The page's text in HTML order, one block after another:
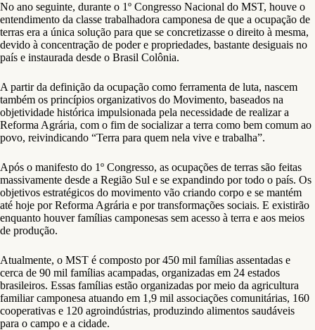
No ano seguinte, durante o 1º Congresso Nacional do MST, houve o
entendimento da classe trabalhadora camponesa de que a ocupação de
terras era a única solução para que se concretizasse o direito à mesma,
devido à concentração de poder e propriedades, bastante desiguais no
país e instaurada desde o Brasil Colônia.
A partir da definição da ocupação como ferramenta de luta, nascem
também os princípios organizativos do Movimento, baseados na
objetividade histórica impulsionada pela necessidade de realizar a
Reforma Agrária, com o fim de socializar a terra como bem comum ao
povo, reivindicando “Terra para quem nela vive e trabalha”.
Após o manifesto do 1º Congresso, as ocupações de terras são feitas
massivamente desde a Região Sul e se expandindo por todo o país. Os
objetivos estratégicos do movimento vão criando corpo e se mantém
até hoje por Reforma Agrária e por transformações sociais. E existirão
enquanto houver famílias camponesas sem acesso à terra e aos meios
de produção.
Atualmente, o MST é composto por 450 mil famílias assentadas e
cerca de 90 mil famílias acampadas, organizadas em 24 estados
brasileiros. Essas famílias estão organizadas por meio da agricultura
familiar camponesa atuando em 1,9 mil associações comunitárias, 160
cooperativas e 120 agroindústrias, produzindo alimentos saudáveis
para o campo e a cidade.